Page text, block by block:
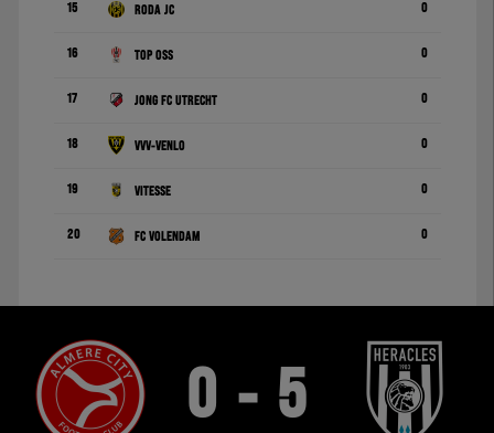
15 Roda JC 0
16 TOP Oss 0
17 Jong FC Utrecht 0
18 VVV-Venlo 0
19 Vitesse 0
20 FC Volendam 0
0 - 5